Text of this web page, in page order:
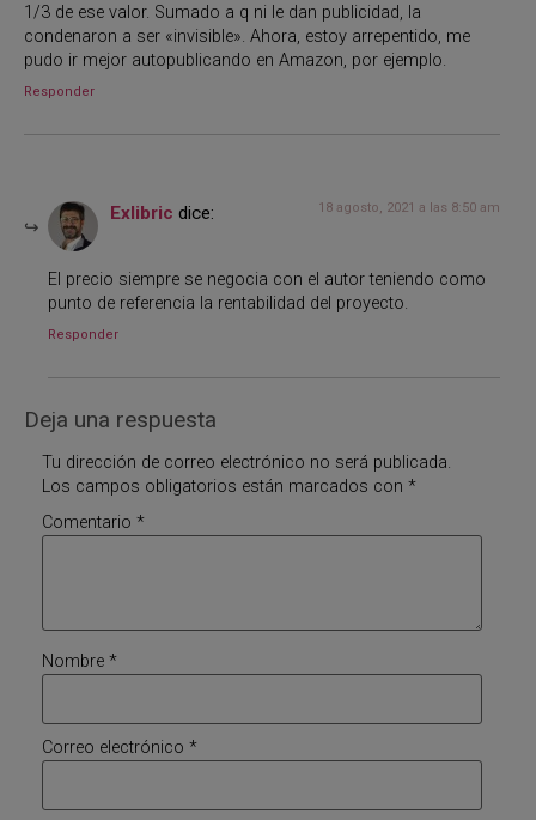
1/3 de ese valor. Sumado a q ni le dan publicidad, la
condenaron a ser «invisible». Ahora, estoy arrepentido, me
pudo ir mejor autopublicando en Amazon, por ejemplo.
Responder
Exlibric dice: 18 agosto, 2021 a las 8:50 am
El precio siempre se negocia con el autor teniendo como
punto de referencia la rentabilidad del proyecto.
Responder
Deja una respuesta
Tu dirección de correo electrónico no será publicada.
Los campos obligatorios están marcados con *
Comentario *
Nombre *
Correo electrónico *